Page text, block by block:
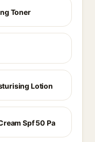
Toner
Lotion
Spf 50 Pa